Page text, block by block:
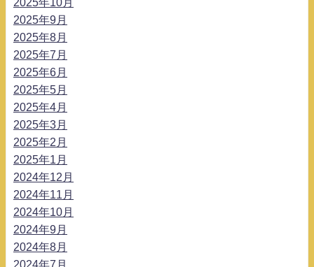
2025年9月
2025年8月
2025年7月
2025年6月
2025年5月
2025年4月
2025年3月
2025年2月
2025年1月
2024年12月
2024年11月
2024年10月
2024年9月
2024年8月
2024年7月